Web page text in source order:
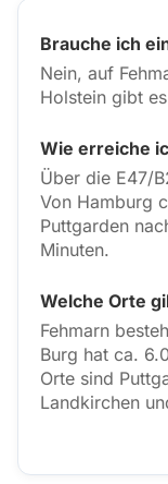
Brauche ich
Nein, auf
Holstein gibt
Wie erreiche
Über die E47/
Von Hamburg
Puttgarden
Minuten.
Welche Orte
Fehmarn
Burg hat ca.
Orte sind
Landkirchen